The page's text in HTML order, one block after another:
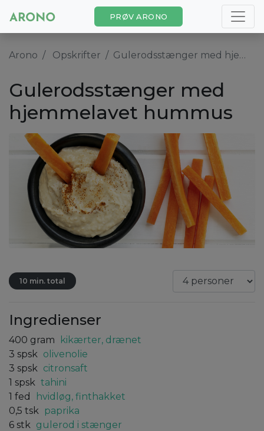
PRØV ARONO
Arono Opskrifter Gulerodsstænger med hjemmelavet hummus
Gulerodsstænger med
hjemmelavet hummus
10 min. total
Ingredienser
400 gram
kikærter, drænet
3 spsk olivenolie
3 spsk citronsaft
1 spsk tahini
1 fed
hvidløg, finthakket
0,5 tsk paprika
6 stk gulerod i stænger